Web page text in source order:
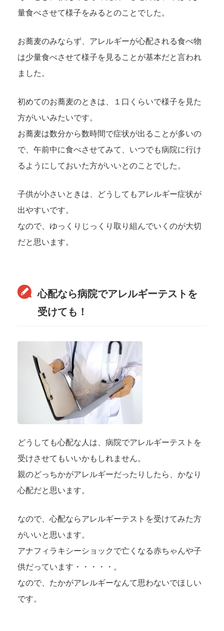
量食べさせて様子をみるとのことでした。
お蕎麦のみならず、アレルギーが心配される食べ物
は少量食べさせて様子を見ることが基本だと言われ
ました。
初めてのお蕎麦のときは、１口くらいで様子を見た
方がいいみたいです。
お蕎麦は数分から数時間で症状が出ることが多いの
で、午前中に食べさせてみて、いつでも病院に行け
るようにしておいた方がいいとのことでした。
子供が小さいときは、どうしてもアレルギー症状が
出やすいです。
なので、ゆっくりじっくり取り組んでいくのが大切
だと思います。
心配なら病院でアレルギーテストを
受けても！
どうしても心配な人は、病院でアレルギーテストを
受けさせてもいいかもしれません。
親のどっちかがアレルギーだったりしたら、かなり
心配だと思います。
なので、心配ならアレルギーテストを受けてみた方
がいいと思います。
アナフィラキシーショックで亡くなる赤ちゃんや子
供だっています・・・・・。
なので、たかがアレルギーなんて思わないでほしい
です。